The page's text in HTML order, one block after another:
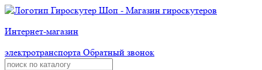
Интернет-магазин
электротранспорта Обратный звонок